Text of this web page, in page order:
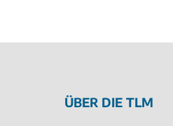
ÜBER DIE TLM